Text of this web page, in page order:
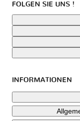
FOLGEN SIE UNS !
INFORMATIONEN